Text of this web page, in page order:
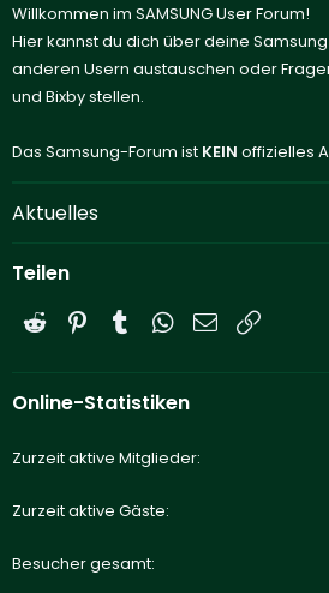
Willkommen im SAMSUNG User Forum!
Hier kannst du dich über deine
anderen Usern austauschen oder
und Bixby stellen.
Das Samsung-Forum ist KEIN offizielles
Aktuelles
Teilen
Reddit PinterestTumblrWhatsApp
E-Mail
Online-Statistiken
Zurzeit aktive Mitglieder
Zurzeit aktive Gäste
Besucher gesamt